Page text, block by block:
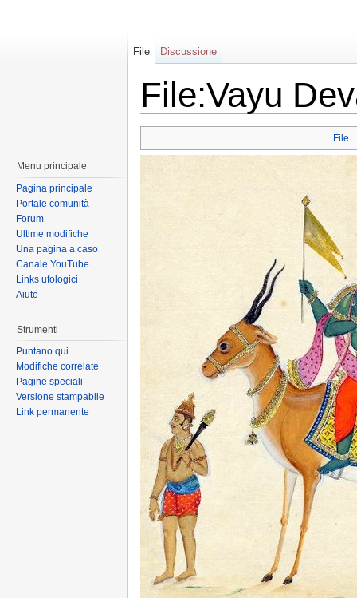
File:Vayu
File
File Discussione
Menu principale
Pagina principale
Portale comunità
Forum
Ultime modifiche
Una pagina a caso
Canale YouTube
Links ufologici
Aiuto
Strumenti
Puntano qui
Modifiche correlate
Pagine speciali
Versione stampabile
Link permanente